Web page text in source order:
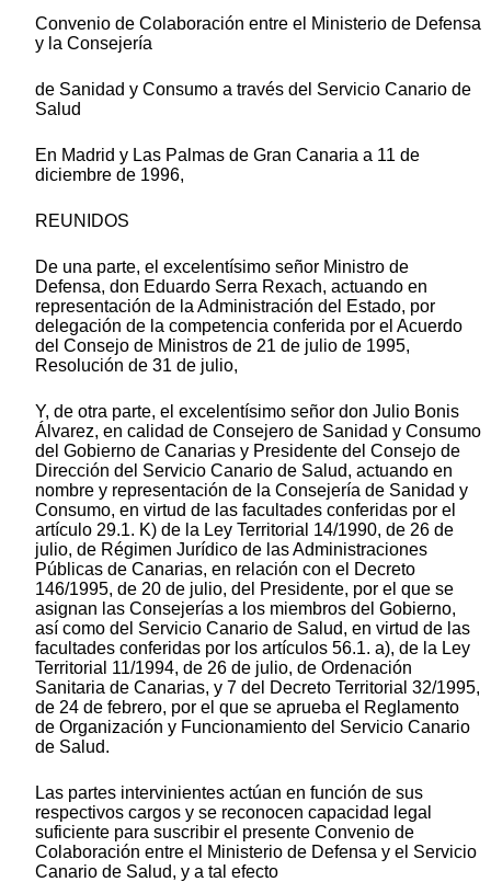
Convenio de Colaboración entre el Ministerio de Defensa
y la Consejería
de Sanidad y Consumo a través del Servicio Canario de
Salud
En Madrid y Las Palmas de Gran Canaria a 11 de
diciembre de 1996,
REUNIDOS
De una parte, el excelentísimo señor Ministro de
Defensa, don Eduardo Serra Rexach, actuando en
representación de la Administración del Estado, por
delegación de la competencia conferida por el Acuerdo
del Consejo de Ministros de 21 de julio de 1995,
Resolución de 31 de julio,
Y, de otra parte, el excelentísimo señor don Julio Bonis
Álvarez, en calidad de Consejero de Sanidad y Consumo
del Gobierno de Canarias y Presidente del Consejo de
Dirección del Servicio Canario de Salud, actuando en
nombre y representación de la Consejería de Sanidad y
Consumo, en virtud de las facultades conferidas por el
artículo 29.1. K) de la Ley Territorial 14/1990, de 26 de
julio, de Régimen Jurídico de las Administraciones
Públicas de Canarias, en relación con el Decreto
146/1995, de 20 de julio, del Presidente, por el que se
asignan las Consejerías a los miembros del Gobierno,
así como del Servicio Canario de Salud, en virtud de las
facultades conferidas por los artículos 56.1. a), de la Ley
Territorial 11/1994, de 26 de julio, de Ordenación
Sanitaria de Canarias, y 7 del Decreto Territorial 32/1995,
de 24 de febrero, por el que se aprueba el Reglamento
de Organización y Funcionamiento del Servicio Canario
de Salud.
Las partes intervinientes actúan en función de sus
respectivos cargos y se reconocen capacidad legal
suficiente para suscribir el presente Convenio de
Colaboración entre el Ministerio de Defensa y el Servicio
Canario de Salud, y a tal efecto